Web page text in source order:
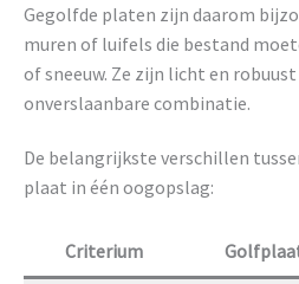
Gegolfde platen zijn daarom
muren of luifels die bestand
of sneeuw. Ze zijn licht en
onverslaanbare combinatie.
De belangrijkste verschillen
plaat in één oogopslag:
Criterium